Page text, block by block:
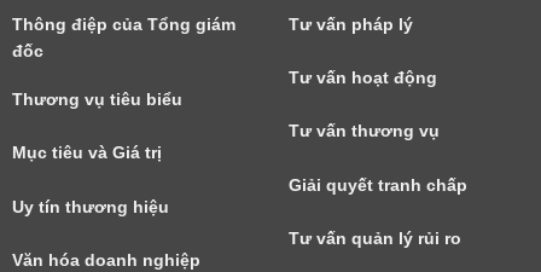
Thông điệp của Tổng giám
đốc
Thương vụ tiêu biểu
Mục tiêu và Giá trị
Uy tín thương hiệu
Văn hóa doanh nghiệp
Tư vấn pháp lý
Tư vấn hoạt động
Tư vấn thương vụ
Giải quyết tranh chấp
Tư vấn quản lý rủi ro